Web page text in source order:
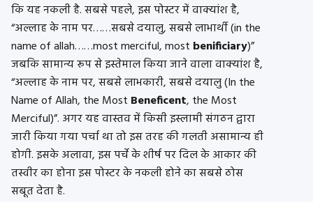
कि यह नकली है. सबसे पहले, इस पोस्टर में वाक्यांश है,
“अल्लाह के नाम पर……सबसे दयालु, सबसे लाभार्थी (in the
name of allah……most merciful, most benificiary)”
जबकि सामान्य रूप से इस्तेमाल किया जाने वाला वाक्यांश है,
“अल्लाह के नाम पर, सबसे लाभकारी, सबसे दयालु (In the
Name of Allah, the Most Beneficent, the Most
Merciful)”. अगर यह वास्तव में किसी इस्लामी संगठन द्वारा
जारी किया गया पर्चा था तो इस तरह की गलती असामान्य ही
होगी. इसके अलावा, इस पर्चे के शीर्ष पर दिल के आकार की
तस्वीर का होना इस पोस्टर के नकली होने का सबसे ठोस
सबूत देता है.